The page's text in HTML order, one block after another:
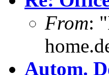
From:
Autom.